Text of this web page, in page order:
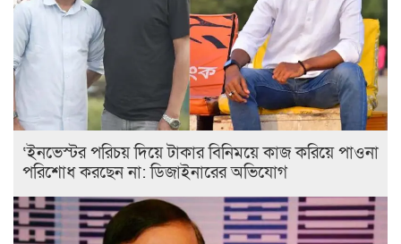
‘ইনভেস্টর পরিচয় দিয়ে টাকার বিনিময়ে কাজ করিয়ে পাওনা
পরিশোধ করছেন না: ডিজাইনারের অভিযোগ